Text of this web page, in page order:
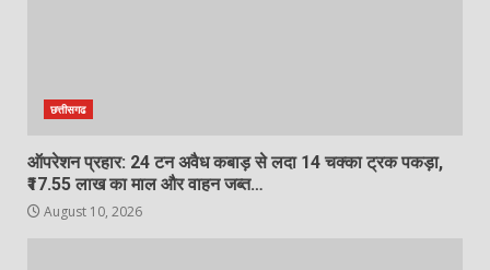
छत्तीसगढ
ऑपरेशन प्रहार: 24 टन अवैध कबाड़ से लदा 14 चक्का ट्रक पकड़ा,
₹17.55 लाख का माल और वाहन जब्त…
August 10, 2026